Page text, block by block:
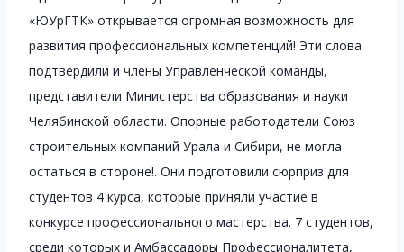
«ЮУрГТК» открывается огромная возможность для
развития профессиональных компетенций! Эти слова
подтвердили и члены Управленческой команды,
представители Министерства образования и науки
Челябинской области. Опорные работодатели Союз
строительных компаний Урала и Сибири, не могла
остаться в стороне!. Они подготовили сюрприз для
студентов 4 курса, которые приняли участие в
конкурсе профессионального мастерства. 7 студентов,
среди которых и Амбассадоры Профессионалитета,